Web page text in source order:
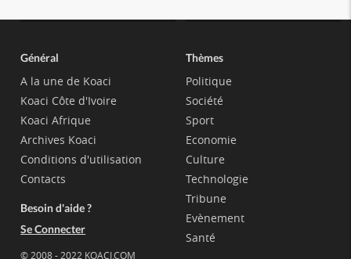
Général
A la une de Koaci
Koaci Côte d'Ivoire
Koaci Afrique
Archives Koaci
Conditions d'utilisation
Contacts
Besoin d'aide ?
Se Connecter
© 2008 - 2022 KOACI.COM
Thèmes
Politique
Société
Sport
Economie
Culture
Technologie
Tribune
Evènement
Santé